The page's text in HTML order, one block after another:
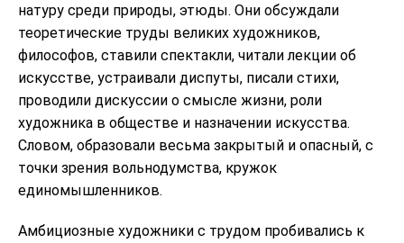
натуру среди природы, этюды. Они обсуждали
теоретические труды великих художников,
философов, ставили спектакли, читали лекции об
искусстве, устраивали диспуты, писали стихи,
проводили дискуссии о смысле жизни, роли
художника в обществе и назначении искусства.
Словом, образовали весьма закрытый и опасный, с
точки зрения вольнодумства, кружок
единомышленников.
Амбициозные художники с трудом пробивались к